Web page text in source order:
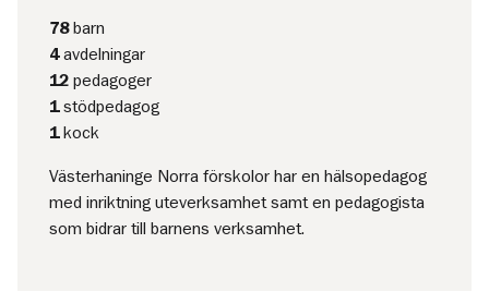
78 barn
4avdelningar
12pedagoger
1stödpedagog
1kock
Västerhaninge Norra förskolor har en hälsopedagog
med inriktning uteverksamhet samt en pedagogista
som bidrar till barnens verksamhet.